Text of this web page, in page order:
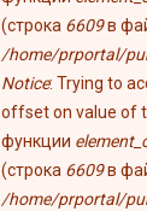
(строка 6609в
/home/prportal/
Notice: Trying to
offset on value of
функции
(строка 6609в
/home/prportal/